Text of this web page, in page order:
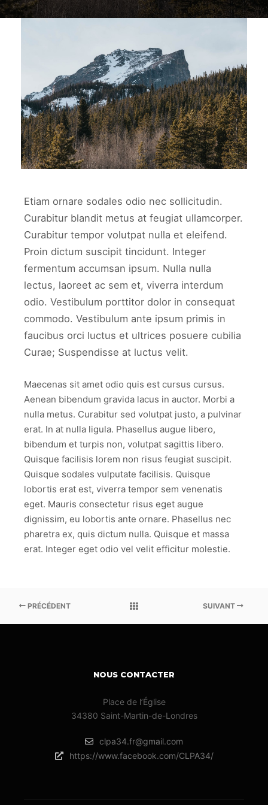
Etiam ornare sodales odio nec sollicitudin.
Curabitur blandit metus at feugiat ullamcorper.
Curabitur tempor volutpat nulla et eleifend.
Proin dictum suscipit tincidunt. Integer
fermentum accumsan ipsum. Nulla nulla
lectus, laoreet ac sem et, viverra interdum
odio. Vestibulum porttitor dolor in consequat
commodo. Vestibulum ante ipsum primis in
faucibus orci luctus et ultrices posuere cubilia
Curae; Suspendisse at luctus velit.
Maecenas sit amet odio quis est cursus cursus.
Aenean bibendum gravida lacus in auctor. Morbi a
nulla metus. Curabitur sed volutpat justo, a pulvinar
erat. In at nulla ligula. Phasellus augue libero,
bibendum et turpis non, volutpat sagittis libero.
Quisque facilisis lorem non risus feugiat suscipit.
Quisque sodales vulputate facilisis. Quisque
lobortis erat est, viverra tempor sem venenatis
eget. Mauris consectetur risus eget augue
dignissim, eu lobortis ante ornare. Phasellus nec
pharetra ex, quis dictum nulla. Quisque et massa
erat. Integer eget odio vel velit efficitur molestie.
PRÉCÉDENT SUIVANT
NOUS CONTACTER
Place de l’Église
34380 Saint-Martin-de-Londres
clpa34.fr@gmail.com
https://www.facebook.com/CLPA34/